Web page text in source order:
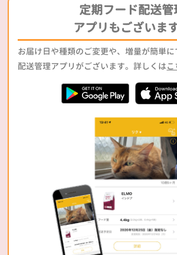
定期フード配送管
アプリもございます
お届け日や種類のご変更や、増量が簡単
配送管理アプリがございます。詳しくは